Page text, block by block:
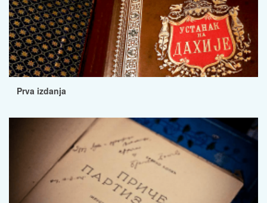
Prva izdanja